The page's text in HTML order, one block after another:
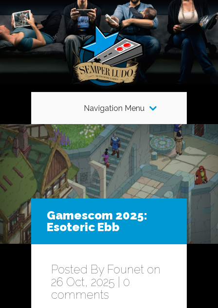
Navigation Menu
Gamescom 2025:
Esoteric Ebb
Posted By Founet on
26 Oct, 2025 | 0
comments